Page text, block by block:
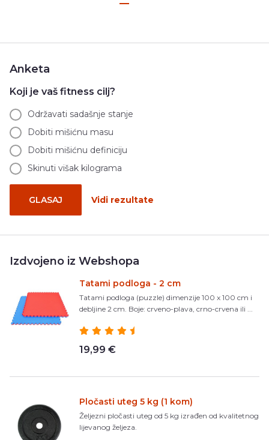
Anketa
Koji je vaš fitness cilj?
Održavati sadašnje stanje
Dobiti mišićnu masu
Dobiti mišićnu definiciju
Skinuti višak kilograma
GLASAJ Vidi rezultate
Izdvojeno iz Webshopa
Tatami podloga - 2 cm
Tatami podloga (puzzle) dimenzije 100 x 100 cm i
debljine 2 cm. Boje: crveno-plava, crno-crvena ili ...
19,99 €
Pločasti uteg 5 kg (1 kom)
Željezni pločasti uteg od 5 kg izrađen od kvalitetnog
lijevanog željeza.